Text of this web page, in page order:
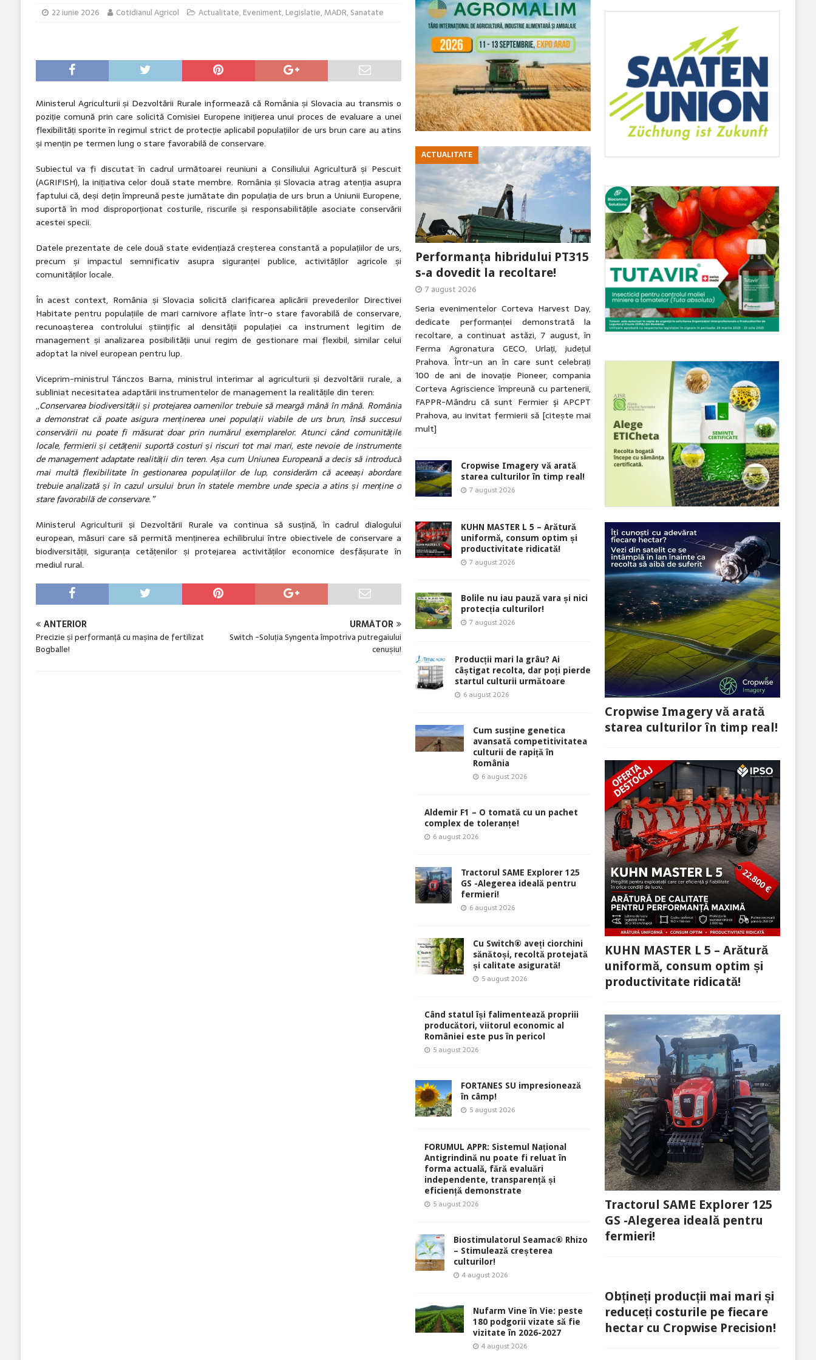
22 iunie 2026 Cotidianul Agricol Actualitate, Eveniment, Legislatie,MADR, Sanatate
Ministerul Agriculturii și Dezvoltării Rurale informează că România și Slovacia au transmis o
poziție comună prin care solicită Comisiei Europene inițierea unui proces de evaluare a unei
flexibilități sporite în regimul strict de protecție aplicabil populațiilor de urs brun care au atins
și mențin pe termen lung o stare favorabilă de conservare.
Subiectul va fi discutat în cadrul următoarei reuniuni a Consiliului Agricultură și Pescuit
(AGRIFISH), la inițiativa celor două state membre. România și Slovacia atrag atenția asupra
faptului că, deși dețin împreună peste jumătate din populația de urs brun a Uniunii Europene,
suportă în mod disproporționat costurile, riscurile și responsabilitățile asociate conservării
acestei specii.
Datele prezentate de cele două state evidențiază creșterea constantă a populațiilor de urs,
precum și impactul semnificativ asupra siguranței publice, activităților agricole și
comunităților locale.
În acest context, România și Slovacia solicită clarificarea aplicării prevederilor Directivei
Habitate pentru populațiile de mari carnivore aflate într-o stare favorabilă de conservare,
recunoașterea controlului științific al densității populației ca instrument legitim de
management și analizarea posibilității unui regim de gestionare mai flexibil, similar celui
adoptat la nivel european pentru lup.
Viceprim-ministrul Tánczos Barna, ministrul interimar al agriculturii și dezvoltării rurale, a
subliniat necesitatea adaptării instrumentelor de management la realitățile din teren:
„Conservarea biodiversității și protejarea oamenilor trebuie să meargă mână în mână. România
a demonstrat că poate asigura menținerea unei populații viabile de urs brun, însă succesul
conservării nu poate fi măsurat doar prin numărul exemplarelor. Atunci când comunitățile
locale, fermierii și cetățenii suportă costuri și riscuri tot mai mari, este nevoie de instrumente
de management adaptate realității din teren. Așa cum Uniunea Europeană a decis să introducă
mai multă flexibilitate în gestionarea populațiilor de lup, considerăm că aceeași abordare
trebuie analizată și în cazul ursului brun în statele membre unde specia a atins și menține o
stare favorabilă de conservare.”
Ministerul Agriculturii și Dezvoltării Rurale va continua să susțină, în cadrul dialogului
european, măsuri care să permită menținerea echilibrului între obiectivele de conservare a
biodiversității, siguranța cetățenilor și protejarea activităților economice desfășurate în
mediul rural.
ANTERIOR
Precizie și performanță cu mașina de fertilizat
Bogballe!
URMĂTOR
Switch -Soluția Syngenta împotriva putregaiului
cenușiu!
ACTUALITATE
Performanța hibridului PT315
s-a dovedit la recoltare!
7 august 2026
Seria evenimentelor Corteva Harvest Day,
dedicate performanței demonstrată la
recoltare, a continuat astăzi, 7 august, în
Ferma Agronatura GECO, Urlați, județul
Prahova. Într-un an în care sunt celebrați
100 de ani de inovație Pioneer, compania
Corteva Agriscience împreună cu partenerii,
FAPPR-Mândru că sunt Fermier şi APCPT
Prahova, au invitat fermierii să [citește mai
mult]
Cropwise Imagery vă arată
starea culturilor în timp real!
7 august 2026
KUHN MASTER L 5 – Arătură
uniformă, consum optim și
productivitate ridicată!
7 august 2026
Bolile nu iau pauză vara și nici
protecția culturilor!
7 august 2026
Producții mari la grâu? Ai
câștigat recolta, dar poți pierde
startul culturii următoare
6 august 2026
Cum susține genetica
avansată competitivitatea
culturii de rapiță în
România
6 august 2026
Aldemir F1 – O tomată cu un pachet
complex de toleranțe!
6 august 2026
Tractorul SAME Explorer 125
GS -Alegerea ideală pentru
fermieri!
6 august 2026
Cu Switch® aveți ciorchini
sănătoși, recoltă protejată
și calitate asigurată!
5 august 2026
Când statul își falimentează propriii
producători, viitorul economic al
României este pus în pericol
5 august 2026
FORTANES SU impresionează
în câmp!
5 august 2026
FORUMUL APPR: Sistemul Național
Antigrindină nu poate fi reluat în
forma actuală, fără evaluări
independente, transparență și
eficiență demonstrate
5 august 2026
Biostimulatorul Seamac® Rhizo
– Stimulează creșterea
culturilor!
4 august 2026
Nufarm Vine în Vie: peste
180 podgorii vizate să fie
vizitate în 2026-2027
4 august 2026
Cropwise Imagery vă arată
starea culturilor în timp real!
KUHN MASTER L 5 – Arătură
uniformă, consum optim și
productivitate ridicată!
Tractorul SAME Explorer 125
GS -Alegerea ideală pentru
fermieri!
Obțineți producții mai mari și
reduceți costurile pe fiecare
hectar cu Cropwise Precision!